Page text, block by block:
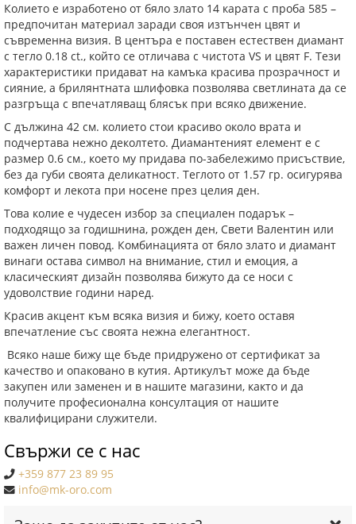
Колието е изработено от бяло злато 14 карата с проба 585 –
предпочитан материал заради своя изтънчен цвят и
съвременна визия. В центъра е поставен естествен диамант
с тегло 0.18 ct., който се отличава с чистота VS и цвят F. Тези
характеристики придават на камъка красива прозрачност и
сияние, а брилянтната шлифовка позволява светлината да се
разгръща с впечатляващ блясък при всяко движение.
С дължина 42 см. колието стои красиво около врата и
подчертава нежно деколтето. Диамантеният елемент е с
размер 0.6 см., което му придава по-забележимо присъствие,
без да губи своята деликатност. Теглото от 1.57 гр. осигурява
комфорт и лекота при носене през целия ден.
Това колие е чудесен избор за специален подарък –
подходящо за годишнина, рожден ден, Свети Валентин или
важен личен повод. Комбинацията от бяло злато и диамант
винаги остава символ на внимание, стил и емоция, а
класическият дизайн позволява бижуто да се носи с
удоволствие години наред.
Красив акцент към всяка визия и бижу, което оставя
впечатление със своята нежна елегантност.
Всяко наше бижу ще бъде придружено от сертификат за
качество и опаковано в кутия. Артикулът може да бъде
закупен или заменен и в нашите магазини, както и да
получите професионална консултация от нашите
квалифицирани служители.
Свържи се с нас
+359 877 23 89 95
info@mk-oro.com